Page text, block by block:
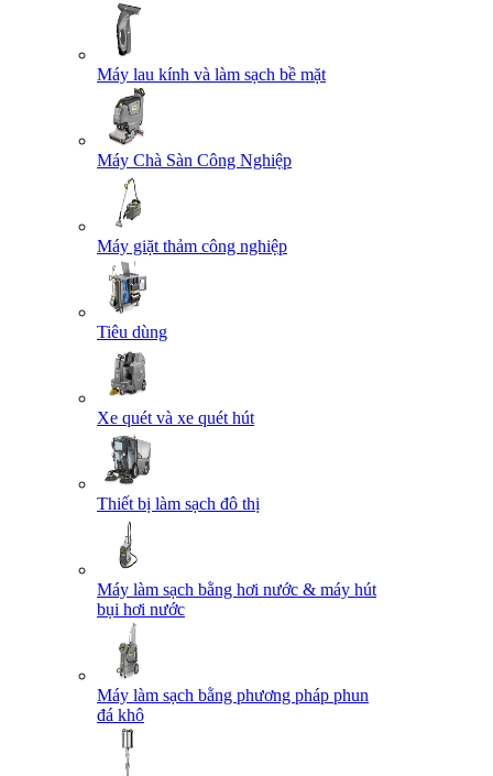
Máy lau kính và làm sạch bề mặt
Máy Chà Sàn Công Nghiệp
Máy giặt thảm công nghiệp
Tiêu dùng
Xe quét và xe quét hút
Thiết bị làm sạch đô thị
Máy làm sạch bằng hơi nước & máy hút
bụi hơi nước
Máy làm sạch bằng phương pháp phun
đá khô